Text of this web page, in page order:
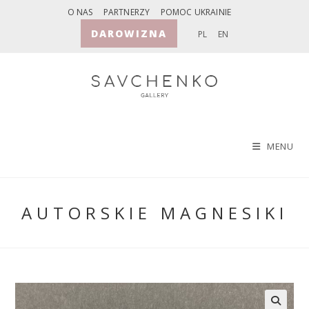
O NAS PARTNERZY POMOC UKRAINIE
DAROWIZNA PL EN
MENU
AUTORSKIE MAGNESIKI